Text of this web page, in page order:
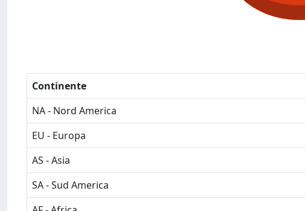
Continente
NA - Nord America
EU - Europa
AS - Asia
SA - Sud America